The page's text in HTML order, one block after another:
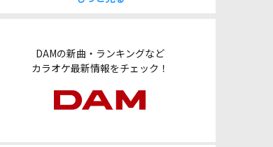
DAMの新曲・ランキングなど
カラオケ最新情報をチェック！